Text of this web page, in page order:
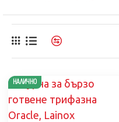
НАЛИЧНО